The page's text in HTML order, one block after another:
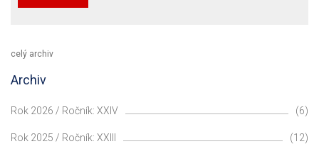
celý archiv
Archiv
Rok 2026 / Ročník: XXIV (6)
Rok 2025 / Ročník: XXIII (12)